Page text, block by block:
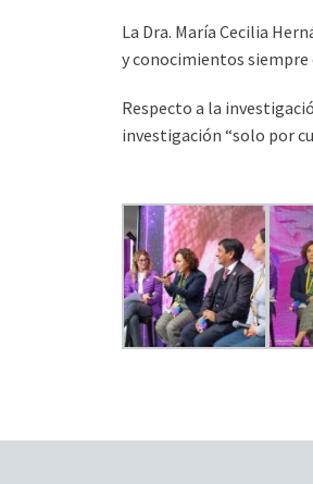
La Dra. María Cecilia
y conocimientos siempre
Respecto a la
investigación “solo por